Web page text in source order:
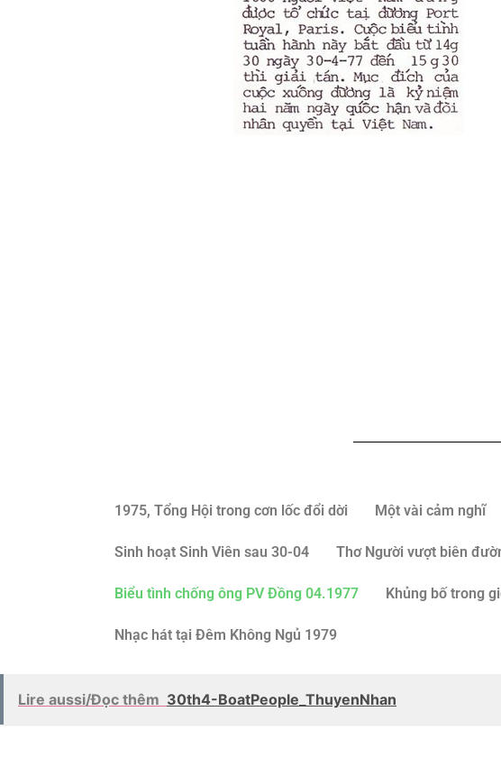
1975, Tổng Hội trong cơn lốc đổi dời Một vài cảm nghĩ
Sinh hoạt Sinh Viên sau 30-04 Thơ Người vượt biên
Biểu tình chống ông PV Đồng 04.1977 Khủng bố trong
Nhạc hát tại Đêm Không Ngủ 1979
Lire aussi/Đọc thêm 30th4-BoatPeople_ThuyenNhan